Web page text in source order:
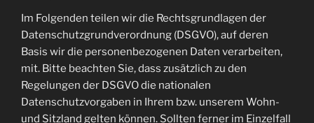
Im Folgenden teilen wir die Rechtsgrundlagen der
Datenschutzgrundverordnung (DSGVO), auf deren
Basis wir die personenbezogenen Daten verarbeiten,
mit. Bitte beachten Sie, dass zusätzlich zu den
Regelungen der DSGVO die nationalen
Datenschutzvorgaben in Ihrem bzw. unserem Wohn-
und Sitzland gelten können. Sollten ferner im Einzelfall